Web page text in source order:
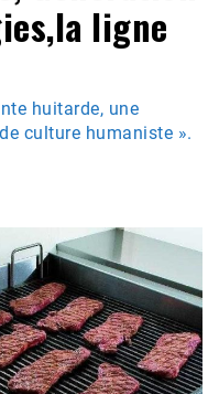
ligne
huitarde, une
culture humaniste ».